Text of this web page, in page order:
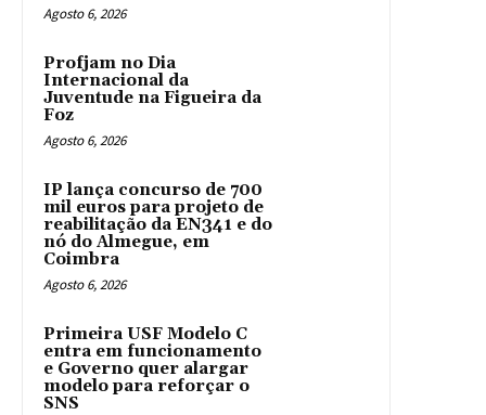
Agosto 6, 2026
Profjam no Dia
Internacional da
Juventude na Figueira da
Foz
Agosto 6, 2026
IP lança concurso de 700
mil euros para projeto de
reabilitação da EN341 e do
nó do Almegue, em
Coimbra
Agosto 6, 2026
Primeira USF Modelo C
entra em funcionamento
e Governo quer alargar
modelo para reforçar o
SNS